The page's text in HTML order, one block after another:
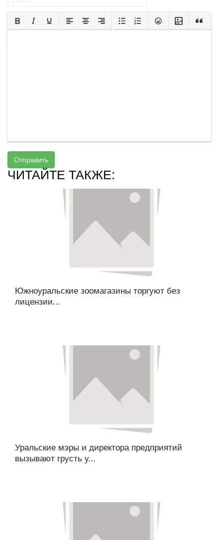
Отправить
ЧИТАЙТЕ ТАКЖЕ:
Южноуральские зоомагазины торгуют без
лицензии...
Уральские мэры и директора предприятий
вызывают грусть у...